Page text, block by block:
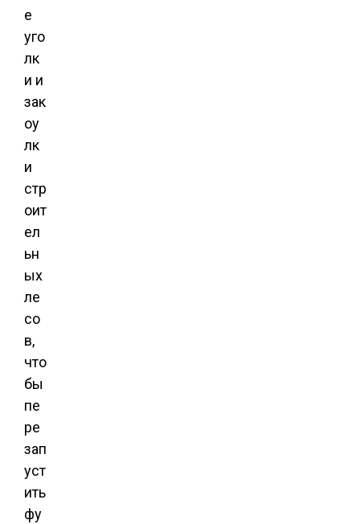
е
уго
лк
и и
зак
оу
лк
и
стр
оит
ел
ьн
ых
ле
со
в,
что
бы
пе
ре
зап
уст
ить
фу